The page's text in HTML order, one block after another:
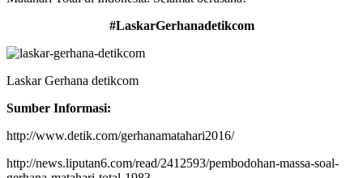
#LaskarGerhanadetikcom
Laskar Gerhana detikcom
Sumber Informasi:
http://www.detik.com/gerhanamatahari2016/
http://news.liputan6.com/read/2412593/pembodohan-massa-soal-